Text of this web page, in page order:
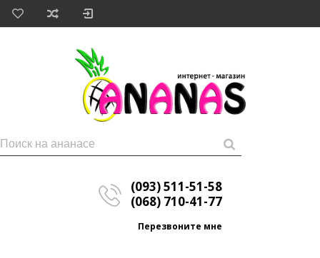
(093) 511-51-58
(068) 710-41-77
Перезвоните мне